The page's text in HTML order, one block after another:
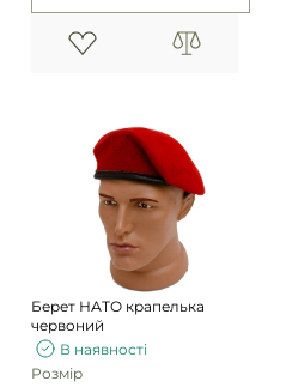
Берет НАТО крапелька
червоний
В наявності
Розмір